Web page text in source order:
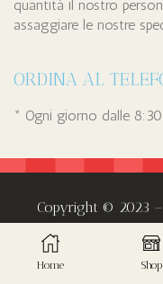
quantità il nostro
assaggiare le nostre
ORDINA AL
* Ogni giorno dalle 8:30
Copyright © 2023
Home Shop